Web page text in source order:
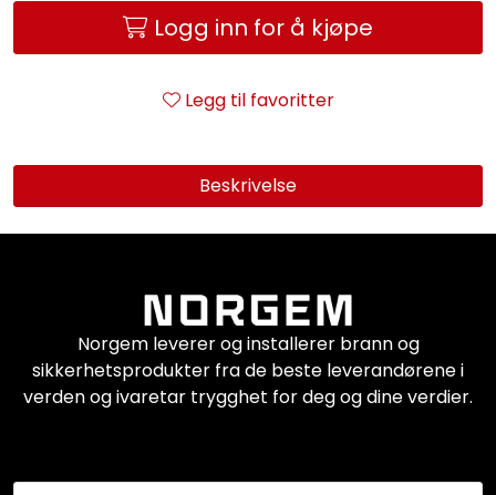
Logg inn for å kjøpe
Legg til favoritter
Beskrivelse
Norgem leverer og installerer brann og
sikkerhetsprodukter fra de beste leverandørene i
verden og ivaretar trygghet for deg og dine verdier.